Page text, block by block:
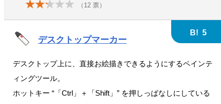
（ 12 票）
デスクトップマーカー
B! 5
デスクトップ上に、直接お絵描きできるようにするペインテ
ィングツール。
ホットキー “「Ctrl」＋「Shift」” を押しっぱなしにしている